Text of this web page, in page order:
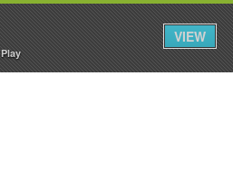
VIEW
INICIAR SESSÃO